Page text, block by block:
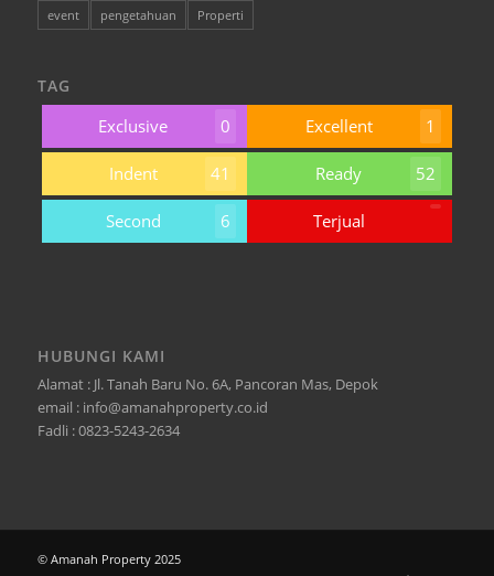
event pengetahuan Properti
TAG
Exclusive 0 Excellent 1
Indent 41 Ready 52
Second 6 Terjual
HUBUNGI KAMI
Alamat : Jl. Tanah Baru No. 6A, Pancoran Mas, Depok
email : info@amanahproperty.co.id
Fadli : 0823-5243-2634
© Amanah Property 2025